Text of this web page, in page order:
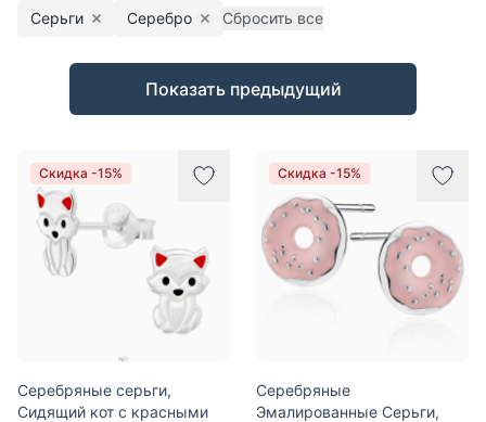
Серьги Remove filter
Серебро Remove filter
Сбросить все
Товары
Показать предыдущий
Скидка -15%
Серебряные серьги,
Сидящий кот с красными
Скидка -15%
Серебряные
Эмалированные Серьги,